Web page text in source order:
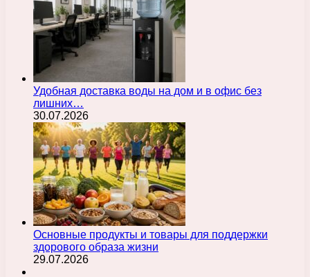
Удобная доставка воды на дом и в офис без
лишних…
30.07.2026
Основные продукты и товары для поддержки
здорового образа жизни
29.07.2026